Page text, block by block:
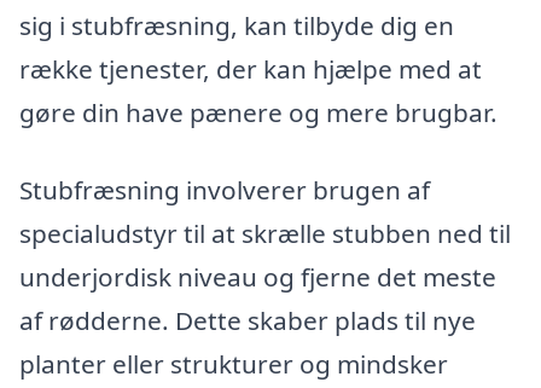
sig i stubfræsning, kan tilbyde dig en
række tjenester, der kan hjælpe med at
gøre din have pænere og mere brugbar.
Stubfræsning involverer brugen af
specialudstyr til at skrælle stubben ned til
underjordisk niveau og fjerne det meste
af rødderne. Dette skaber plads til nye
planter eller strukturer og mindsker